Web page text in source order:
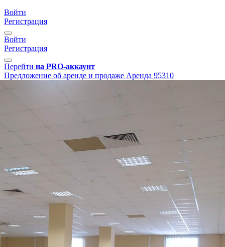
Войти
Регистрация
Войти
Регистрация
Перейти на PRO-аккаунт
Предложение об аренде и продаже Аренда 95310